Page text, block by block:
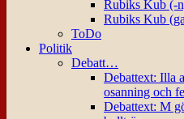
Rubiks Kub (-
Rubiks Kub
ToDo
Politik
Debatt…
Debattext: Illa
osanning och
Debattext: M